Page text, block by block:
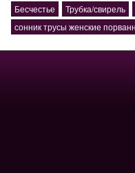
Бесчестье
Трубка/свирель
сонник трусы женские